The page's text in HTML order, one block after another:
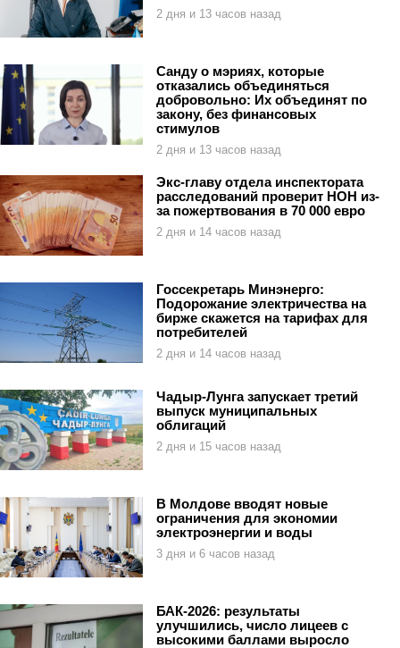
2 дня и 13 часов назад
Санду о мэриях, которые
отказались объединяться
добровольно: Их объединят по
закону, без финансовых
стимулов
2 дня и 13 часов назад
Экс-главу отдела инспектората
расследований проверит НОН из-
за пожертвования в 70 000 евро
2 дня и 14 часов назад
Госсекретарь Минэнерго:
Подорожание электричества на
бирже скажется на тарифах для
потребителей
2 дня и 14 часов назад
Чадыр-Лунга запускает третий
выпуск муниципальных
облигаций
2 дня и 15 часов назад
В Молдове вводят новые
ограничения для экономии
электроэнергии и воды
3 дня и 6 часов назад
БАК-2026: результаты
улучшились, число лицеев с
высокими баллами выросло